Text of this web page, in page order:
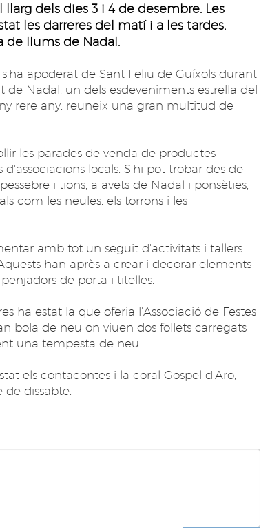
dels dies 3 i 4 de desembre. Les
les darreres del matí i a les tardes,
de llums de Nadal.
apoderat de Sant Feliu de Guíxols durant
de Nadal, un dels esdeveniments estrella del
rere any, reuneix una gran multitud de
les parades de venda de productes
locals. S'hi pot trobar des de
i tions, a avets de Nadal i ponsèties,
com les neules, els torrons i les
amb tot un seguit d'activitats i tallers
han après a crear i decorar elements
de porta i titelles.
ha estat la que oferia l'Associació de Festes
bola de neu on viuen dos follets carregats
una tempesta de neu.
els contacontes i la coral Gospel d'Aro,
dissabte.